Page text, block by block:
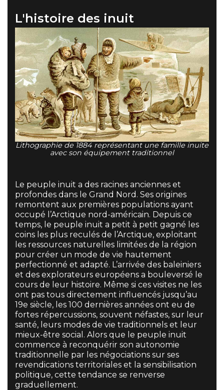
L'histoire des inuit
Lithographie de 1884 représentant une famille inuite
avec son équipement traditionnel
Le peuple inuit a des racines anciennes et
profondes dans le Grand Nord. Ses origines
remontent aux premières populations ayant
occupé l’Arctique nord-américain. Depuis ce
temps, le peuple inuit a petit à petit gagné les
coins les plus reculés de l’Arctique, exploitant
les ressources naturelles limitées de la région
pour créer un mode de vie hautement
perfectionné et adapté. L’arrivée des baleiniers
et des explorateurs européens a bouleversé le
cours de leur histoire. Même si ces visites ne les
ont pas tous directement influencés jusqu’au
19e siècle, les 100 dernières années ont eu de
fortes répercussions, souvent néfastes, sur leur
santé, leurs modes de vie traditionnels et leur
mieux-être social. Alors que le peuple inuit
commence à reconquérir son autonomie
traditionnelle par les négociations sur ses
revendications territoriales et la sensibilisation
politique, cette tendance se renverse
graduellement.